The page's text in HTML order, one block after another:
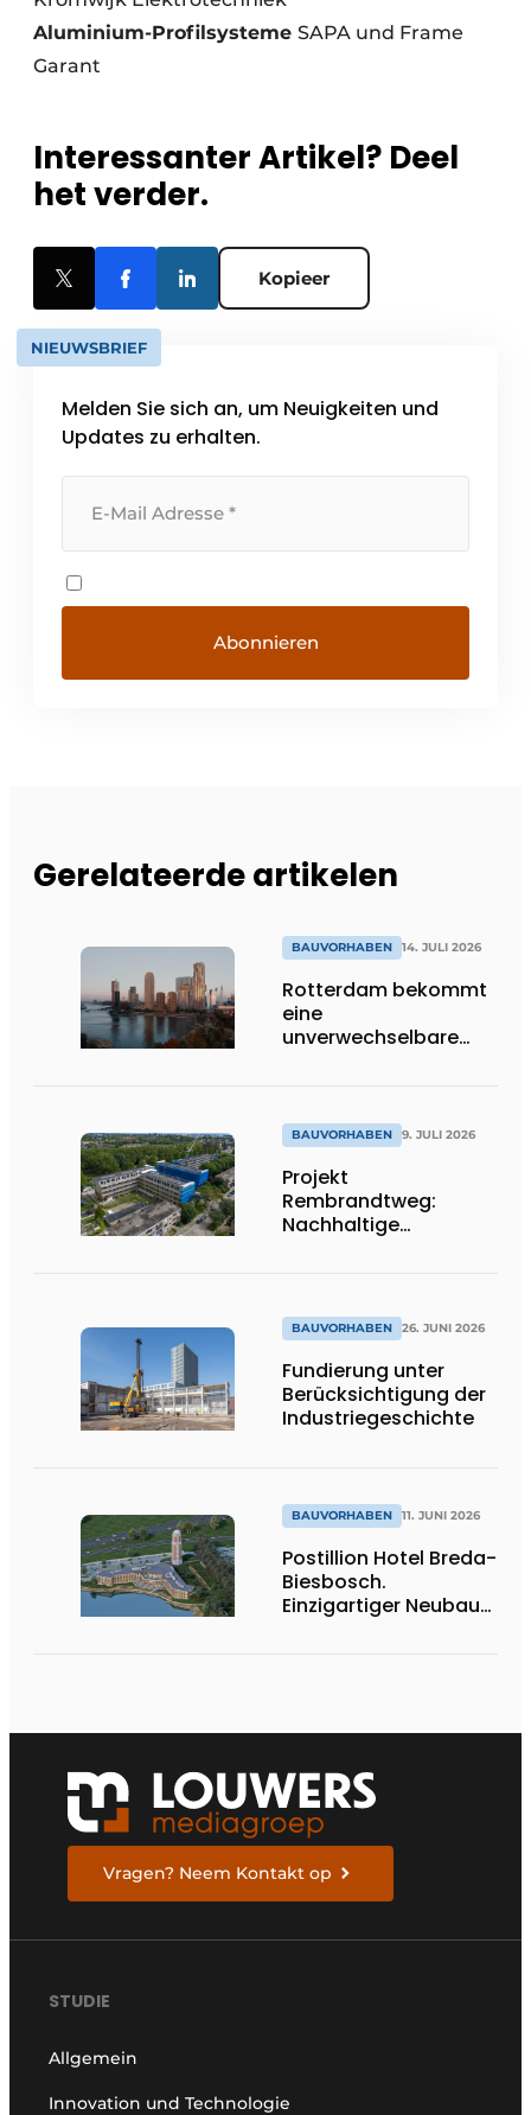
Aluminium-Profilsysteme SAPA und Frame
Garant
Interessanter Artikel? Deel
het verder.
Kopieer
NIEUWSBRIEF
Melden Sie sich an, um Neuigkeiten und
Updates zu erhalten.
Gerelateerde artikelen
BAUVORHABEN 14. JULI 2026
Rotterdam bekommt
eine
unverwechselbare
BAUVORHABEN 9. JULI 2026
Projekt
Rembrandtweg:
Nachhaltige
Haustechnik
BAUVORHABEN 26. JUNI 2026
Fundierung unter
Berücksichtigung der
Industriegeschichte
BAUVORHABEN 11. JUNI 2026
Postillion Hotel Breda-
Biesbosch.
Einzigartiger Neubau
Vragen? Neem Kontakt op
STUDIE
Allgemein
Innovation und Technologie